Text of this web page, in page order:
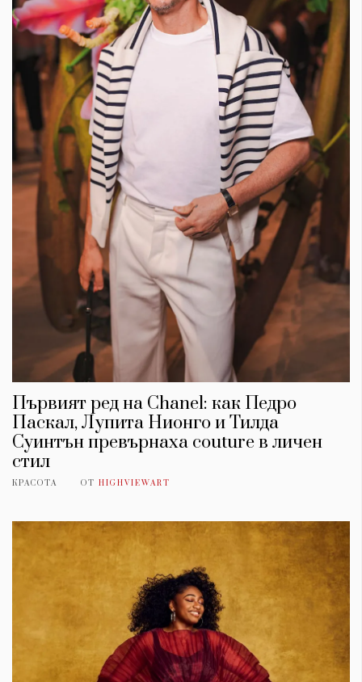
Първият ред на Chanel: как Педро
Паскал, Лупита Нионго и Тилда
Суинтън превърнаха couture в личен
стил
КРАСОТА ОТ HIGHVIEWART